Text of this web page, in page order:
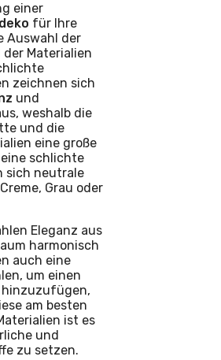
einer
für Ihre
Auswahl der
der Materialien
zeichnen sich
und
weshalb die
und die
eine große
eine schlichte
sich neutrale
Grau oder
Eleganz aus
harmonisch
auch eine
um einen
hinzuzufügen,
am besten
ist es
und
zu setzen.